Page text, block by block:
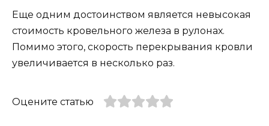
Еще одним достоинством является невысокая
стоимость кровельного железа в рулонах.
Помимо этого, скорость перекрывания кровли
увеличивается в несколько раз.
Оцените статью